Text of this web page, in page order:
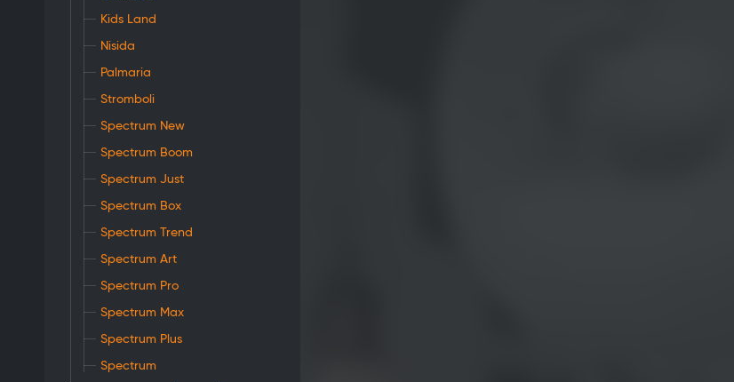
Kids Land
Nisida
Palmaria
Stromboli
Spectrum New
Spectrum Boom
Spectrum Just
Spectrum Box
Spectrum Trend
Spectrum Art
Spectrum Pro
Spectrum Max
Spectrum Plus
Spectrum